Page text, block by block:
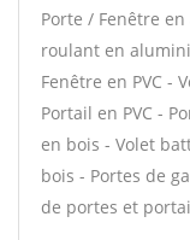
Porte / Fenêtre
roulant en
Fenêtre en PVC -
Portail en PVC -
en bois - Volet
bois - Portes de
de portes et